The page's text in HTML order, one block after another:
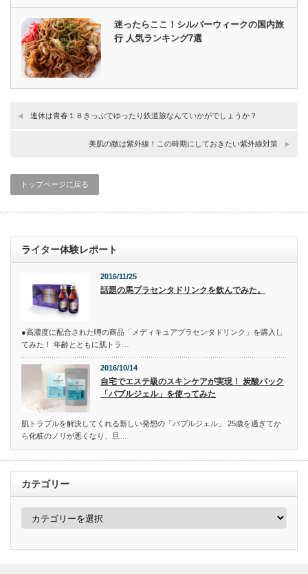
迷ったらここ！シルバーウィークの国内旅
行 人気ランキング7選
連休は青春１８きっぷでゆったり鉄道旅なんていかがでしょうか？
美肌の敵は紫外線！この時期にしておきたい紫外線対策
トップページに戻る
ライター体験レポート
2016/11/25
話題の馬プラセンタドリンクを飲んでみた。
●高濃度に配合された噂の商品「メディキュアプラセンタドリンク」を購入し
てみた！ 年齢とともに肌トラ…
2016/10/14
自宅でエステ級のスキンケアが実現！ 炭酸パック
「バブルジェル」を使ってみた
肌トラブルを解決してくれる新しい発想の「バブルジェル」 25歳を過ぎてか
ら化粧のノリが悪くなり、旦…
カテゴリー
カ
ー